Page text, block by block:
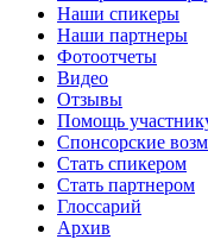
Наши спикеры
Наши партнеры
Фотоотчеты
Видео
Отзывы
Помощь
Спонсорские
Стать спикером
Стать партнером
Глоссарий
Архив